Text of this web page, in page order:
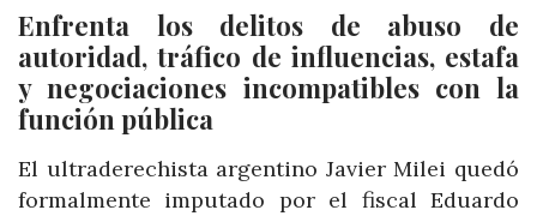
Enfrenta los delitos de abuso de
autoridad, tráfico de influencias, estafa
y negociaciones incompatibles con la
función pública
El ultraderechista argentino Javier Milei quedó
formalmente imputado por el fiscal Eduardo